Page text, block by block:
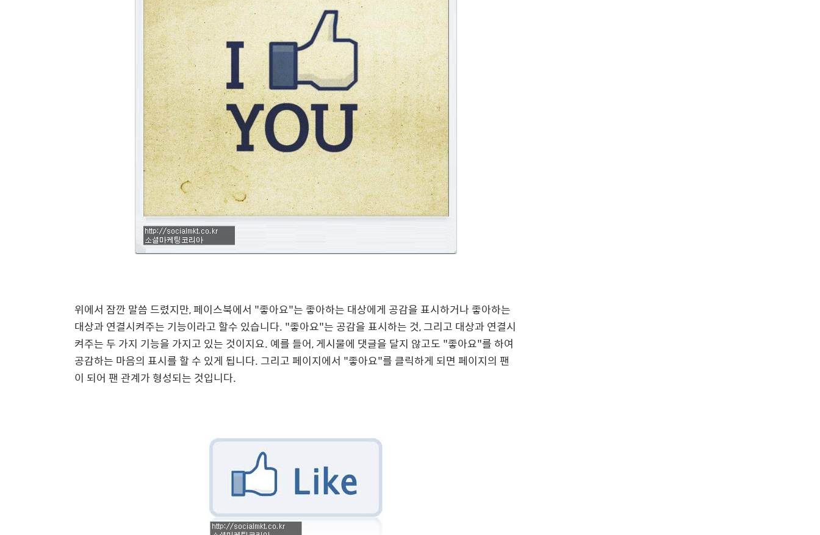
위에서 잠깐 말씀 드렸지만, 페이스북에서 "좋아요"는 좋아하는 대상에게 공감을 표시하거나 좋아하는
대상과 연결시켜주는 기능이라고 할수 있습니다. "좋아요"는 공감을 표시하는 것, 그리고 대상과 연결시
켜주는 두 가지 기능을 가지고 있는 것이지요. 예를 들어, 게시물에 댓글을 달지 않고도 "좋아요"를 하여
공감하는 마음의 표시를 할 수 있게 됩니다. 그리고 페이지에서 "좋아요"를 클릭하게 되면 페이지의 팬
이 되어 팬 관계가 형성되는 것입니다.